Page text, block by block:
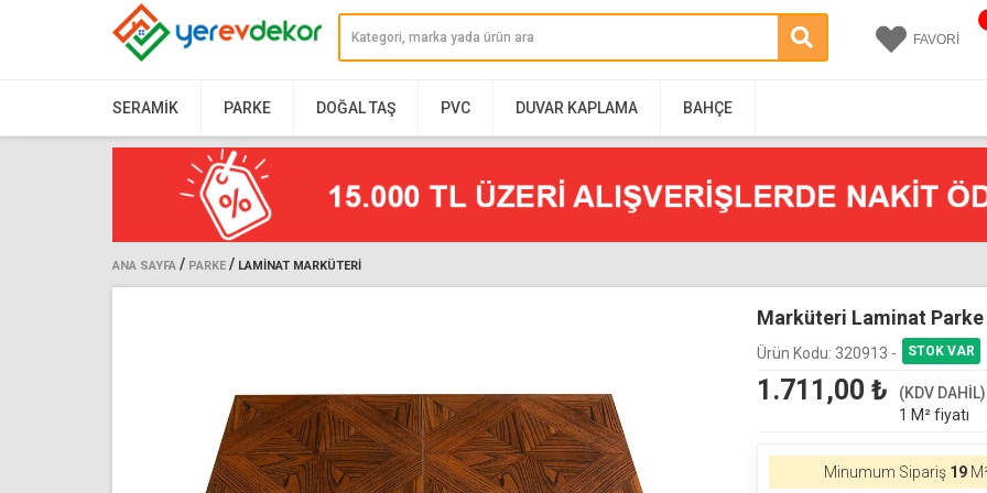
FAVORİ
SERAMIK PARKE DOĞAL TAŞ PVC DUVAR KAPLAMA BAHÇE
ANA SAYFA / PARKE / LAMINAT MARKÜTERI
Marküteri Laminat Parke
Ürün Kodu: 320913 -
1.711,00 ₺
(KDV DAHİL)
1 M² fiyatı
Minumum Sipariş 19